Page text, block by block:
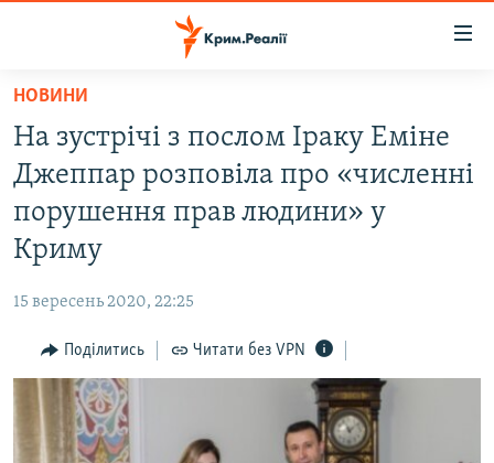
Перейти
основного
матеріалу
до
основної
Перейти
пошуку
ВОДА.КРИМ
ВІДЕО ТА ФОТО
ПОЛІТИКА
ПОГЛЯД
ІНТЕРВ'Ю
ВСЕ ЗА ДЕНЬ
СПЕЦПРОЕКТИ
НОВИНИ
На зустрічі з послом Іраку Еміне
Джеппар розповіла про «численні
порушення прав людини» у
Криму
15 вересень 2020, 22:25
Поділитись Читати без VPN